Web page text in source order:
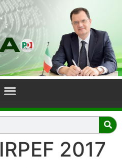
IRPEF 2017